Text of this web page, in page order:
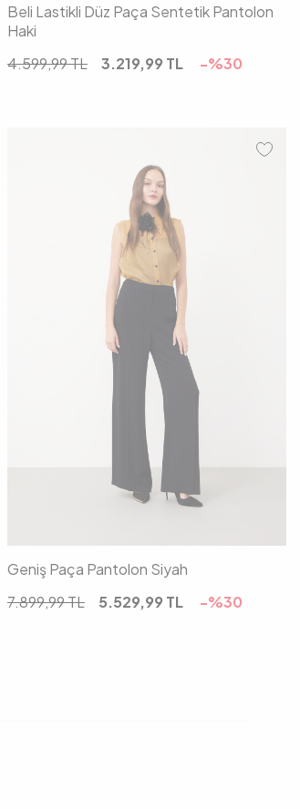
Beli Lastikli Düz Paça Sentetik Pantolon
Haki
4.599,99TL 3.219,99 TL -%30
38
Geniş Paça Pantolon Siyah
7.899,99TL 5.529,99 TL -%30